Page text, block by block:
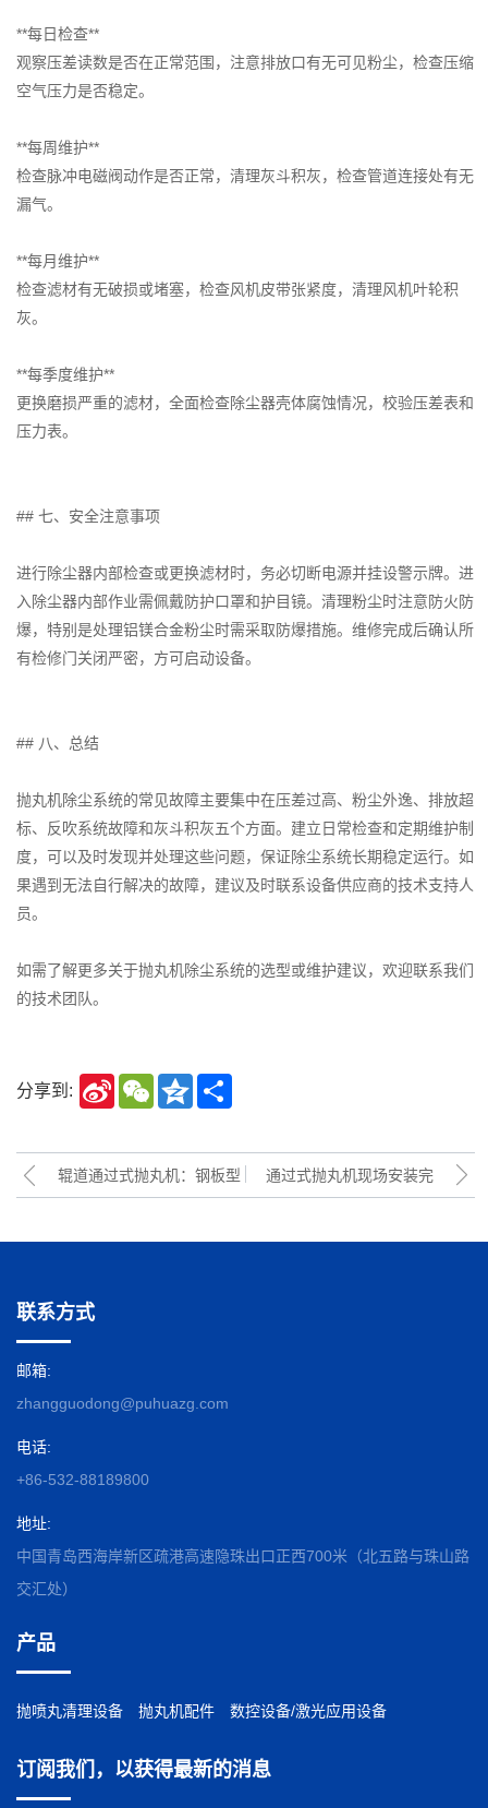
**每日检查**
观察压差读数是否在正常范围，注意排放口有无可见粉尘，检查压缩
空气压力是否稳定。
**每周维护**
检查脉冲电磁阀动作是否正常，清理灰斗积灰，检查管道连接处有无
漏气。
**每月维护**
检查滤材有无破损或堵塞，检查风机皮带张紧度，清理风机叶轮积
灰。
**每季度维护**
更换磨损严重的滤材，全面检查除尘器壳体腐蚀情况，校验压差表和
压力表。
## 七、安全注意事项
进行除尘器内部检查或更换滤材时，务必切断电源并挂设警示牌。进
入除尘器内部作业需佩戴防护口罩和护目镜。清理粉尘时注意防火防
爆，特别是处理铝镁合金粉尘时需采取防爆措施。维修完成后确认所
有检修门关闭严密，方可启动设备。
## 八、总结
抛丸机除尘系统的常见故障主要集中在压差过高、粉尘外逸、排放超
标、反吹系统故障和灰斗积灰五个方面。建立日常检查和定期维护制
度，可以及时发现并处理这些问题，保证除尘系统长期稳定运行。如
果遇到无法自行解决的故障，建议及时联系设备供应商的技术支持人
员。
如需了解更多关于抛丸机除尘系统的选型或维护建议，欢迎联系我们
的技术团队。
分享到:
Sina
Weibo
WeChatQzone
辊道通过式抛丸机：钢板型 通过式抛丸机现场安装完
联系方式
邮箱:
zhangguodong@puhuazg.com
电话:
+86-532-88189800
地址:
中国青岛西海岸新区疏港高速隐珠出口正西700米（北五路与珠山路
交汇处）
产品
抛喷丸清理设备 抛丸机配件 数控设备/激光应用设备
订阅我们，以获得最新的消息